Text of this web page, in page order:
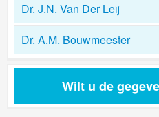
Dr. J.N. Van Der Leij
Dr. A.M. Bouwmeester
Wilt u de